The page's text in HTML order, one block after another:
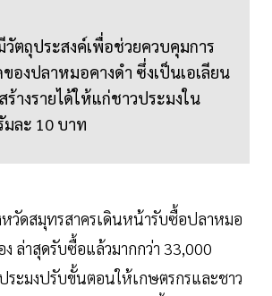
วัตถุประสงค์เพื่อช่วยควบคุมการ
องปลาหมอคางดำ ซึ่งเป็นเอเลียน
างรายได้ให้แก่ชาวประมงใน
มละ 10 บาท
หวัดสมุทรสาครเดินหน้ารับซื้อปลาหมอ
ง ล่าสุดรับซื้อแล้วมากกว่า 33,000
ระมงปรับขั้นตอนให้เกษตรกรและชาว